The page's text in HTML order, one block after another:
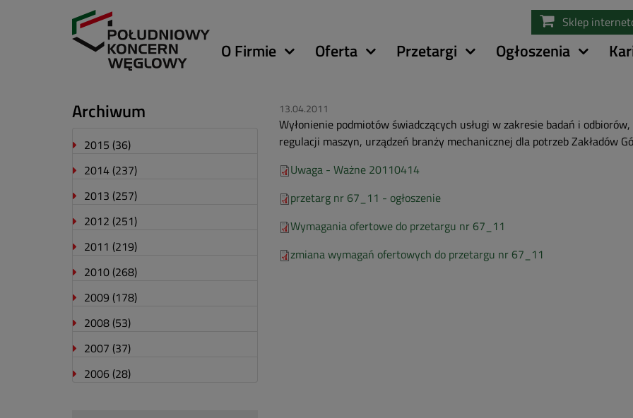
treści
Sklep
Główna
O Firmie Oferta Przetargi Ogłoszenia
13.04.2011
Wyłonienie podmiotów świadczących usługi w zakresie badań i
regulacji maszyn, urządzeń branży mechanicznej dla potrzeb Zakładów
Uwaga - Ważne 20110414
przetarg nr 67_11 - ogłoszenie
Wymagania ofertowe do przetargu nr 67_11
zmiana wymagań ofertowych do przetargu nr 67_11
Archiwum
2015 (36)
2014 (237)
2013 (257)
2012 (251)
2011 (219)
2010 (268)
2009 (178)
2008 (53)
2007 (37)
2006 (28)